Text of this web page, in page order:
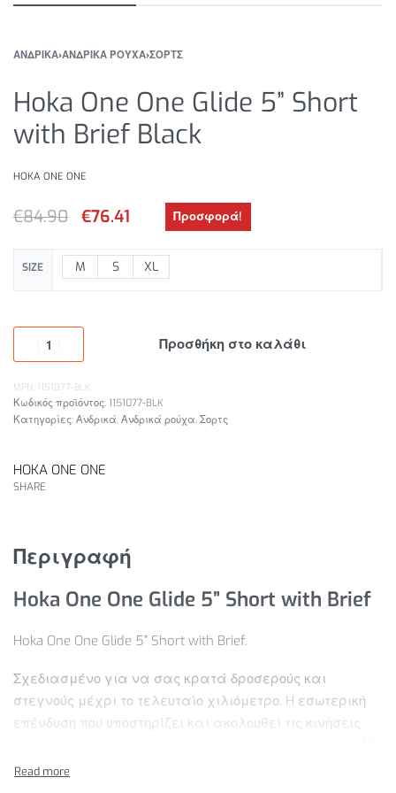
ΑΝΔΡΙΚΑ›ΑΝΔΡΙΚΑ ΡΟΥΧΑ›ΣΟΡΤΣ
Hoka One One Glide 5” Short
with Brief Black
HOKA ONE ONE
€84.90 €76.41 Προσφορά!
SIZE M S XL
Προσθήκη στο καλάθι
MPN: 1151077-BLK
1151077-BLK
Κατηγορίες: Ανδρικά, Ανδρικά ρούχα, Σορτς
HOKA ONE ONE
SHARE
Περιγραφή
Hoka One One Glide 5” Short with Brief
Hoka One One Glide 5” Short with Brief.
Σχεδιασμένο για να σας κρατά δροσερούς και
στεγνούς μέχρι το τελευταίο χιλιόμετρο. H εσωτερική
επένδυση που υποστηρίζει και ακολουθεί τις κινήσεις
εξαιρετικά ελαστικό εξωτερικό ύφασμα, αυτό το σορτς